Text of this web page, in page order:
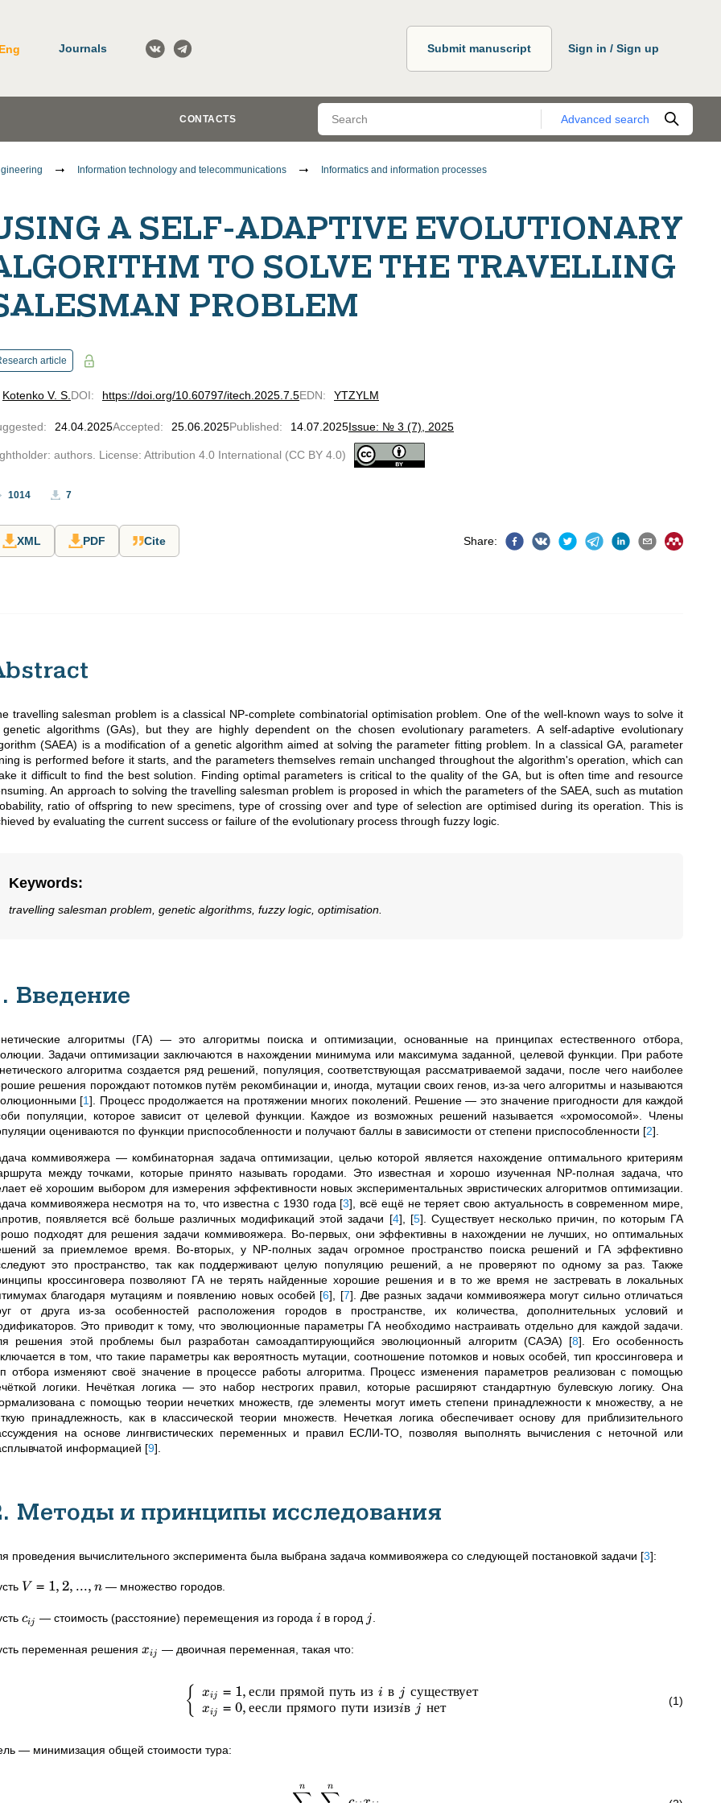
Journals Submit manuscript Sign in / Sign up
CONTACTS Advanced search
Information technology and telecommunications Informatics and information processes
A SELF-ADAPTIVE EVOLUTIONARY
TO SOLVE THE TRAVELLING
PROBLEM
article
Kotenko V. S. DOI: https://doi.org/10.60797/itech.2025.7.5EDN: YTZYLM
: 24.04.2025Accepted: 25.06.2025Published: 14.07.2025Issue: № 3 (7), 2025
authors. License: Attribution 4.0 International (CC BY 4.0)
1014 7
XML PDF Cite Share:
travelling salesman problem is a classical NP-complete combinatorial optimisation problem. One of the well-known ways to solve it
algorithms (GAs), but they are highly dependent on the chosen evolutionary parameters. A self-adaptive evolutionary
(SAEA) is a modification of a genetic algorithm aimed at solving the parameter fitting problem. In a classical GA, parameter
is performed before it starts, and the parameters themselves remain unchanged throughout the algorithm's operation, which can
it difficult to find the best solution. Finding optimal parameters is critical to the quality of the GA, but is often time and resource
An approach to solving the travelling salesman problem is proposed in which the parameters of the SAEA, such as mutation
ratio of offspring to new specimens, type of crossing over and type of selection are optimised during its operation. This is
by evaluating the current success or failure of the evolutionary process through fuzzy logic.
Keywords:
travelling salesman problem, genetic algorithms, fuzzy logic, optimisation.
Введение
алгоритмы (ГА) — это алгоритмы поиска и оптимизации, основанные на принципах естественного отбора,
Задачи оптимизации заключаются в нахождении минимума или максимума заданной, целевой функции. При работе
алгоритма создается ряд решений, популяция, соответствующая рассматриваемой задачи, после чего наиболее
решения порождают потомков путём рекомбинации и, иногда, мутации своих генов, из-за чего алгоритмы и называются
[1] . Процесс продолжается на протяжении многих поколений. Решение — это значение пригодности для каждой
популяции, которое зависит от целевой функции. Каждое из возможных решений называется «хромосомой». Члены
оцениваются по функции приспособленности и получают баллы в зависимости от степени приспособленности [2]
коммивояжера — комбинаторная задача оптимизации, целью которой является нахождение оптимального критериям
между точками, которые принято называть городами. Это известная и хорошо изученная NP-полная задача, что
её хорошим выбором для измерения эффективности новых экспериментальных эвристических алгоритмов оптимизации.
коммивояжера несмотря на то, что известна с 1930 года [3] , всё ещё не теряет свою актуальность в современном мире,
появляется всё больше различных модификаций этой задачи [4] [5] . Существует несколько причин, по которым ГА
подходят для решения задачи коммивояжера. Во-первых, они эффективны в нахождении не лучших, но оптимальных
за приемлемое время. Во-вторых, у NP-полных задач огромное пространство поиска решений и ГА эффективно
это пространство, так как поддерживают целую популяцию решений, а не проверяют по одному за раз. Также
кроссинговера позволяют ГА не терять найденные хорошие решения и в то же время не застревать в локальных
благодаря мутациям и появлению новых особей [6] [7] . Две разных задачи коммивояжера могут сильно отличаться
от друга из-за особенностей расположения городов в пространстве, их количества, дополнительных условий и
Это приводит к тому, что эволюционные параметры ГА необходимо настраивать отдельно для каждой задачи.
решения этой проблемы был разработан самоадаптирующийся эволюционный алгоритм (САЭА) [8] . Его особенность
в том, что такие параметры как вероятность мутации, соотношение потомков и новых особей, тип кроссинговера и
отбора изменяют своё значение в процессе работы алгоритма. Процесс изменения параметров реализован с помощью
логики. Нечёткая логика — это набор нестрогих правил, которые расширяют стандартную булевскую логику.
Она
с помощью теории нечетких множеств, где элементы могут иметь степени принадлежности к множеству, а не
принадлежность, как в классической теории множеств. Нечеткая логика обеспечивает основу для приблизительного
на основе лингвистических переменных и правил ЕСЛИ-ТО, позволяя выполнять вычисления с неточной или
​​информацией [9]
Методы и принципы исследования
проведения вычислительного эксперимента была выбрана задача коммивояжера со следующей постановкой задачи [3]:
V = 1,2, ..., n— множество городов.
cij — стоимость (расстояние) перемещения из города i в город j
переменная решения xij — двоичная переменная, такая что:
{ xij = 1,если прямой путь из i в j существует
xij = 0,еесли прямого пути изизiв j нет (1)
— минимизация общей стоимости тура:
n n